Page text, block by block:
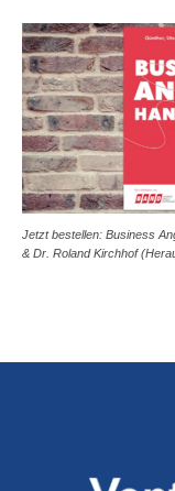
Jetzt bestellen: Business
& Dr. Roland Kirchhof